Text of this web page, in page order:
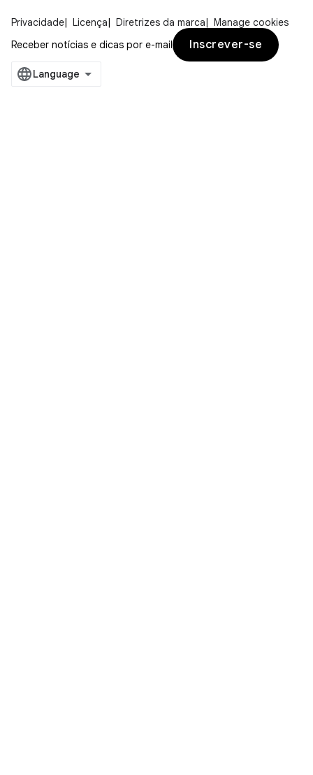
Privacidade Licença Diretrizes da marca
Manage cookies
Receber notícias e dicas por e-mail
Inscrever-se